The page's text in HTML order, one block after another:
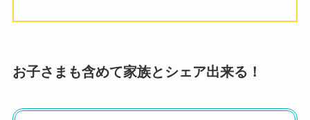
お子さまも含めて家族とシェア出来る！